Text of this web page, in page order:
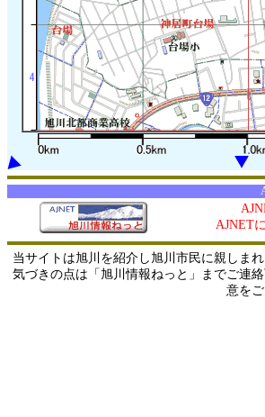
AJNET
当サイトは旭川を紹介し旭川市民に親しま
気づきの点は「旭川情報ねっと」までご連
意をご